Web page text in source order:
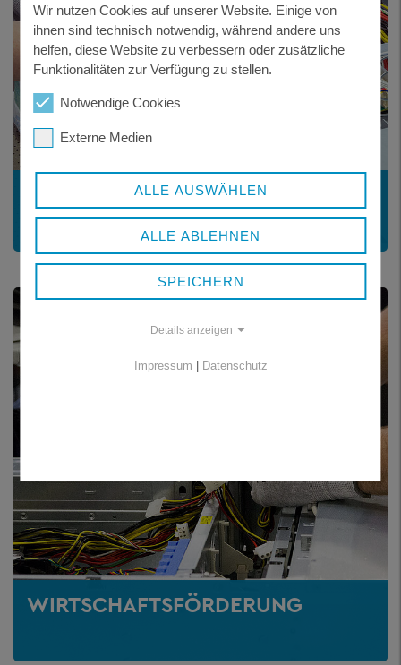
WIRTSCHAFT
Wirtschaftsregion Freyung-Grafenau
WIRTSCHAFTSFÖRDERUNG
Wir nutzen Cookies auf unserer Website. Einige von
ihnen sind technisch notwendig, während andere uns
helfen, diese Website zu verbessern oder zusätzliche
Funktionalitäten zur Verfügung zu stellen.
Notwendige Cookies
Externe Medien
ALLE AUSWÄHLEN
ALLE ABLEHNEN
SPEICHERN
Details anzeigen
Impressum | Datenschutz